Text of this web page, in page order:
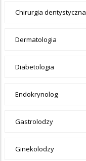
Chirurgia dentystyczna
Dermatologia
Diabetologia
Endokrynolog
Gastrolodzy
Ginekolodzy